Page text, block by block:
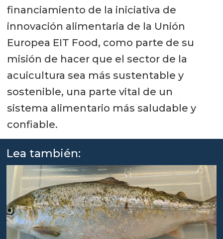
financiamiento de la iniciativa de
innovación alimentaria de la Unión
Europea EIT Food, como parte de su
misión de hacer que el sector de la
acuicultura sea más sustentable y
sostenible, una parte vital de un
sistema alimentario más saludable y
confiable.
Lea también: